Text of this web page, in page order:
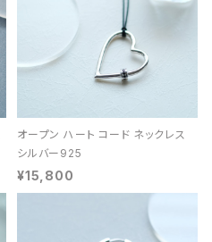
オープン ハート コード ネックレス
シルバー925
¥15,800